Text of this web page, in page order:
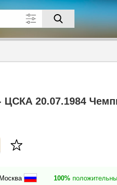
ЦСКА 20.07.1984
Москва 100%